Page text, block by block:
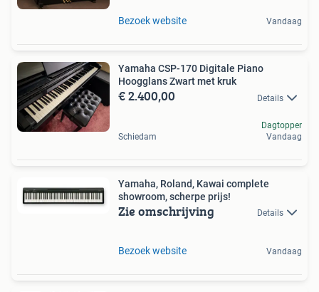
Bezoek website Vandaag
Yamaha CSP-170 Digitale Piano
Hoogglans Zwart met kruk
€ 2.400,00 Details
Schiedam
Dagtopper
Vandaag
Yamaha, Roland, Kawai complete
showroom, scherpe prijs!
Zie omschrijving Details
Bezoek website Vandaag